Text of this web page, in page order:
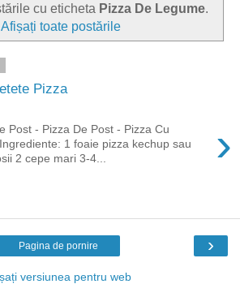
cu eticheta Pizza De Legume.
Afișați toate postările
Pizza
›
Post - Pizza De Post - Pizza Cu
1 foaie pizza kechup sau
2 cepe mari 3-4...
›
Pagina de pornire
versiunea pentru web